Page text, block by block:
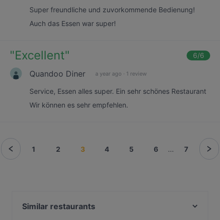
Super freundliche und zuvorkommende Bedienung!
Auch das Essen war super!
"Excellent" 6/6
Quandoo Diner a year ago · 1 review
Service, Essen alles super. Ein sehr schönes Restaurant
Wir können es sehr empfehlen.
1 2 3 4 5 6 ... 7
Similar restaurants